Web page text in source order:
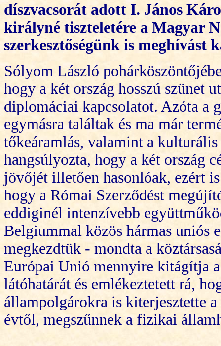
díszvacsorát adott I. János
királyné tiszteletére a Magyar
szerkesztőségünk is meghívást
Sólyom László pohárkö
hogy a két ország hosszú szünet
diplomáciai kapcsolatot. Azóta a
egymásra találtak és ma már
tőkeáramlás, valamint a
hangsúlyozta, hogy a két ország
jövőjét illetően hasonlóak, ezért
hogy a Római Szerződést
eddiginél intenzívebb
Belgiummal közös hármas uniós
megkezdtük - mondta a
Európai Unió mennyire kitágítja
látóhatárát és emlékeztetett rá,
állampolgárokra is kiterjesztette
évtől, megszűnnek a fizikai